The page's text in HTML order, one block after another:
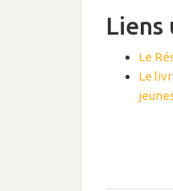
Liens
Le
Le